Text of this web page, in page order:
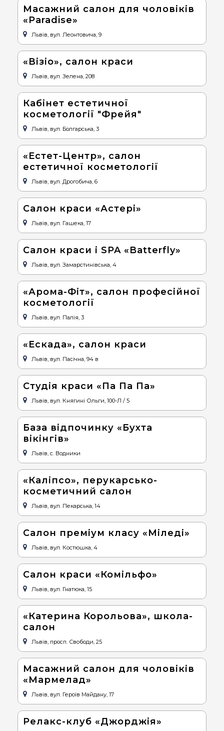
Масажний салон для чоловіків
«Paradise»
Львів, вул. Леонтовича, 9
«Візіо», салон краси
Львів, вул. Зелена, 208
Кабінет естетичної
косметології "Фрейя"
Львів, вул. Болгарська, 3
«Естет-Центр», салон
естетичної косметології
Львів, вул. Дрогобича, 6
Салон краси «Астері»
Львів, вул. Гашека, 17
Салон краси і SPA «Batterfly»
Львів, вул. Замарстинівська, 4
«Арома-Фіт», салон професійної
косметології
Львів, вул. Палія, 3
«Ескада», салон краси
Львів, вул. Пасічна, 94 в
Студія краси «Па Па Па»
Львів, вул. Княгині Ольги, 100-Л / 5
База відпочинку «Бухта
вікінгів»
Львів, с. Водники
«Каліпсо», перукарсько-
косметичний салон
Львів, вул. Пекарська, 14
Салон преміум класу «Міледі»
Львів, вул. Костюшка, 4
Салон краси «Комільфо»
Львів, вул. Гнатюка, 15
«Катерина Корольова», школа-
салон
Львів, просп. Свободи, 25
Масажний салон для чоловіків
«Мармелад»
Львів, вул. Героїв Майдану, 17
Релакс-клуб «Джорджія»